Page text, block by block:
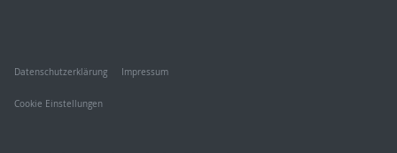
Datenschutzerklärung Impressum
Cookie Einstellungen